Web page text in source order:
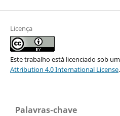
Licença
Este trabalho está licenciado sob
Attribution 4.0 International License.
Palavras-chave